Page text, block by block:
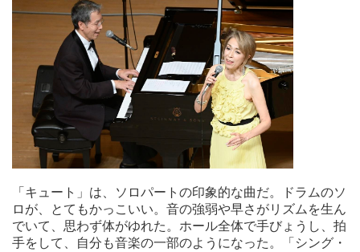
「キュート」は、ソロパートの印象的な曲だ。ドラムのソ
ロが、とてもかっこいい。音の強弱や早さがリズムを生ん
でいて、思わず体がゆれた。ホール全体で手びょうし、拍
手をして、自分も音楽の一部のようになった。「シング・